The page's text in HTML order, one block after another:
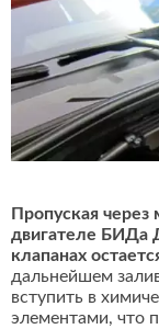
Пропуская
двигателе БИДа
клапанах
дальнейшем
вступить в
элементами, что